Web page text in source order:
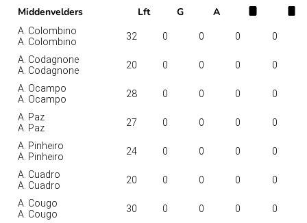
Middenvelders Lft G A
A. Colombino
A. Colombino
32 0 0 0 0
A. Codagnone
A. Codagnone
20 0 0 0 0
A. Ocampo
A. Ocampo
28 0 0 0 0
A. Paz
A. Paz
27 0 0 0 0
A. Pinheiro
A. Pinheiro
24 0 0 0 0
A. Cuadro
A. Cuadro
20 0 0 0 0
A. Cougo
A. Cougo
30 0 0 0 0